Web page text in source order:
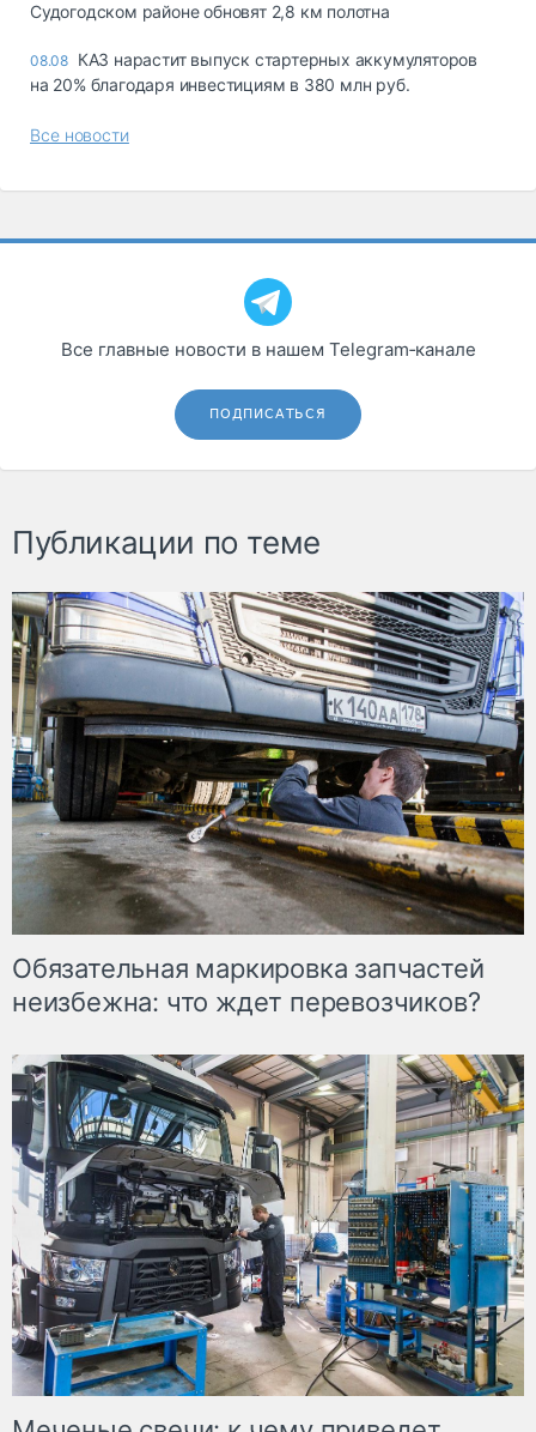
Судогодском районе обновят 2,8 км полотна
08.08 КАЗ нарастит выпуск стартерных аккумуляторов
на 20% благодаря инвестициям в 380 млн руб.
Все новости
Все главные новости в нашем Telegram‑канале
ПОДПИСАТЬСЯ
Публикации по теме
Обязательная маркировка запчастей
неизбежна: что ждет перевозчиков?